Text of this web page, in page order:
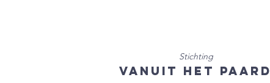
Stichting
Vanuit het Paard